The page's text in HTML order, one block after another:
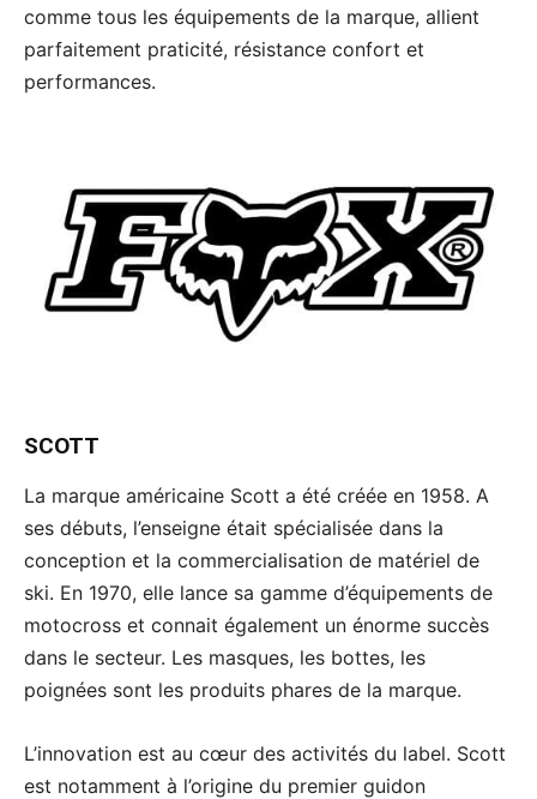
comme tous les équipements de la marque, allient
parfaitement praticité, résistance confort et
performances.
SCOTT
La marque américaine Scott a été créée en 1958. A
ses débuts, l’enseigne était spécialisée dans la
conception et la commercialisation de matériel de
ski. En 1970, elle lance sa gamme d’équipements de
motocross et connait également un énorme succès
dans le secteur. Les masques, les bottes, les
poignées sont les produits phares de la marque.
L’innovation est au cœur des activités du label. Scott
est notamment à l’origine du premier guidon